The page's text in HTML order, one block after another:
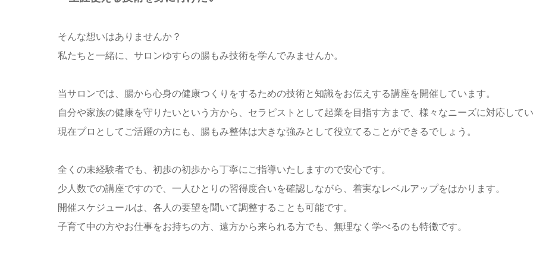
そんな想いはありませんか？
私たちと一緒に、サロンゆすらの腸もみ技術を学んでみませんか。
当サロンでは、腸から心身の健康つくりをするための技術と知識をお伝えする講座を開催しています。
自分や家族の健康を守りたいという方から、セラピストとして起業を目指す方まで、様々なニーズに対応して
現在プロとしてご活躍の方にも、腸もみ整体は大きな強みとして役立てることができるでしょう。
全くの未経験者でも、初歩の初歩から丁寧にご指導いたしますので安心です。
少人数での講座ですので、一人ひとりの習得度合いを確認しながら、着実なレベルアップをはかります。
開催スケジュールは、各人の要望を聞いて調整することも可能です。
子育て中の方やお仕事をお持ちの方、遠方から来られる方でも、無理なく学べるのも特徴です。